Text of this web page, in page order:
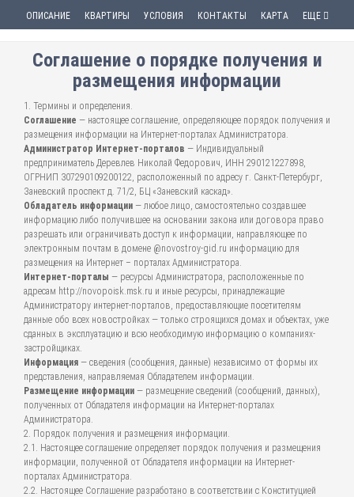
ОПИСАНИЕ КВАРТИРЫ УСЛОВИЯ КОНТАКТЫ КАРТА ЕЩЕ
Соглашение о порядке получения и
размещения информации
1. Термины и определения.
Соглашение — настоящее соглашение, определяющее порядок получения и
размещения информации на Интернет-порталах Администратора.
Администратор Интернет-порталов — Индивидуальный
предприниматель Деревлев Николай Федорович, ИНН 290121227898,
ОГРНИП 307290109200122, расположенный по адресу г. Санкт-Петербург,
Заневский проспект д. 71/2, БЦ «Заневский каскад».
Обладатель информации — любое лицо, самостоятельно создавшее
информацию либо получившее на основании закона или договора право
разрешать или ограничивать доступ к информации, направляющее по
электронным почтам в домене @novostroy-gid.ru информацию для
размещения на Интернет – порталах Администратора.
Интернет-порталы — ресурсы Администратора, расположенные по
адресам http://novopoisk.msk.ru и иные ресурсы, принадлежащие
Администратору интернет-порталов, предоставляющие посетителям
данные обо всех новостройках — только строящихся домах и объектах, уже
сданных в эксплуатацию и всю необходимую информацию о компаниях-
застройщиках.
Информация — сведения (сообщения, данные) независимо от формы их
представления, направляемая Обладателем информации.
Размещение информации — размещение сведений (сообщений, данных),
полученных от Обладателя информации на Интернет-порталах
Администратора.
2. Порядок получения и размещения информации.
2.1. Настоящее соглашение определяет порядок получения и размещения
информации, полученной от Обладателя информации на Интернет-
порталах Администратора.
2.2. Настоящее Соглашение разработано в соответствии с Конституцией